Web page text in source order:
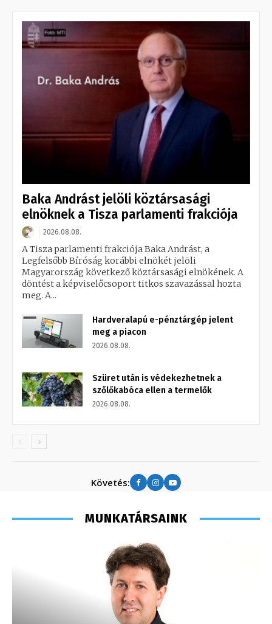
Baka Andrást jelöli köztársasági
elnöknek a Tisza parlamenti frakciója
2026.08.08.
A Tisza parlamenti frakciója Baka Andrást, a
Legfelsőbb Bíróság korábbi elnökét jelöli
Magyarország következő köztársasági elnökének. A
döntést a képviselőcsoport titkos szavazással hozta
meg. A...
Hardveralapú e-pénztárgép jelent
meg a piacon
2026.08.08.
Szüret után is védekezhetnek a
szőlőkabóca ellen a termelők
2026.08.08.
Követés:
MUNKATÁRSAINK